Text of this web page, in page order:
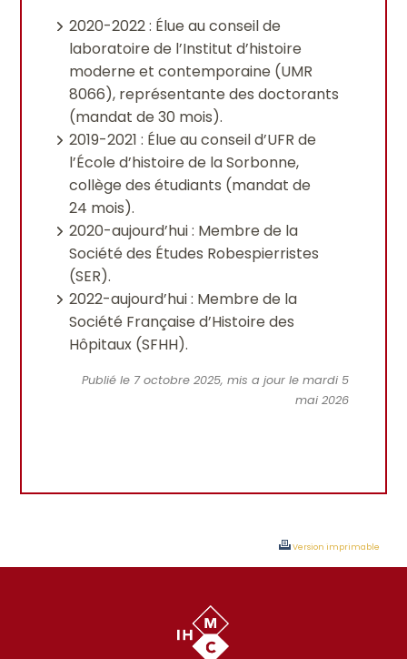
2020-2022 : Élue au conseil de
laboratoire de l’Institut d’histoire
moderne et contemporaine (UMR
8066), représentante des doctorants
(mandat de 30 mois).
2019-2021 : Élue au conseil d’UFR de
l’École d’histoire de la Sorbonne,
collège des étudiants (mandat de
24 mois).
2020-aujourd’hui : Membre de la
Société des Études Robespierristes
(SER).
2022-aujourd’hui : Membre de la
Société Française d’Histoire des
Hôpitaux (SFHH).
Publié le 7 octobre 2025, mis a jour le mardi 5
mai 2026
Version imprimable